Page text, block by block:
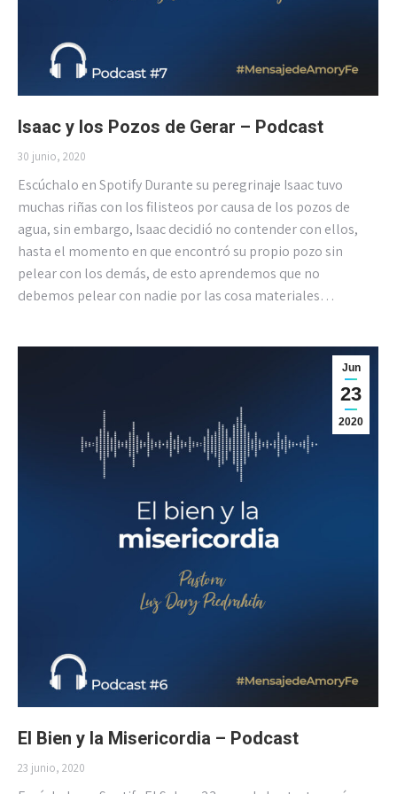
Isaac y los Pozos de Gerar – Podcast
30 junio, 2020
Escúchalo en Spotify Durante su peregrinaje Isaac tuvo
muchas riñas con los filisteos por causa de los pozos de
agua, sin embargo, Isaac decidió no contender con ellos,
hasta el momento en que encontró su propio pozo sin
pelear con los demás, de esto aprendemos que no
debemos pelear con nadie por las cosa materiales…
Jun
23
2020
El Bien y la Misericordia – Podcast
23 junio, 2020